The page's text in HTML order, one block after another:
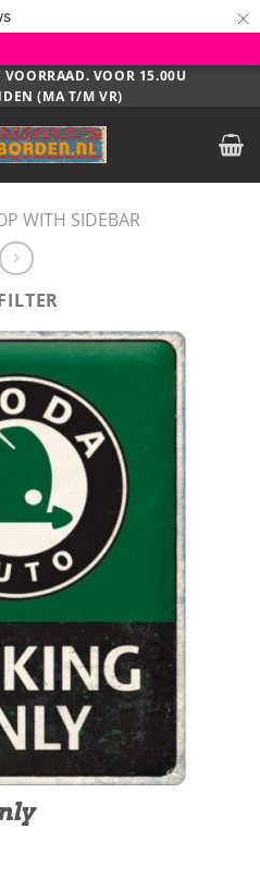
×
VOORRAAD. VOOR 15.00U
(MA T/M VR)
WITH SIDEBAR